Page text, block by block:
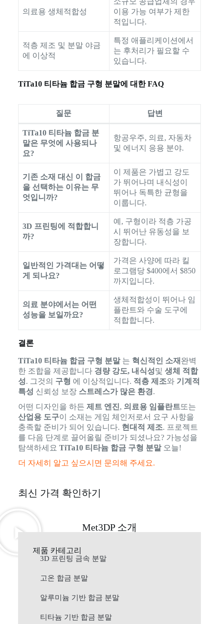
의료용 생체적합성
이용 가능 여부가 제한
적입니다.
적층 제조 및 분말 야금
에 이상적
특정 애플리케이션에서
는 후처리가 필요할 수
있습니다.
TiTa10 티타늄 합금 구형 분말에 대한 FAQ
질문 답변
TiTa10 티타늄 합금 분
말은 무엇에 사용되나
요?
항공우주, 의료, 자동차
및 에너지 응용 분야.
기존 소재 대신 이 합금
을 선택하는 이유는 무
엇입니까?
이 제품은 가볍고 강도
가 뛰어나며 내식성이
뛰어나 독특한 균형을
이룹니다.
3D 프린팅에 적합합니
까?
예, 구형이라 적층 가공
시 뛰어난 유동성을 보
장합니다.
일반적인 가격대는 어떻
게 되나요?
가격은 사양에 따라 킬
로그램당 $400에서 $850
까지입니다.
의료 분야에서는 어떤
성능을 보일까요?
생체적합성이 뛰어나 임
플란트와 수술 도구에
적합합니다.
결론
TiTa10 티타늄 합금 구형 분말는 혁신적인 소재 완벽
한 조합을 제공합니다 경량 강도, 내식성및 생체 적합
성. 그것의 구형 에 이상적입니다. 적층 제조와 기계적
특성 신뢰성 보장 스트레스가 많은 환경.
어떤 디자인을 하든 제트 엔진, 의료용 임플란트또는
산업용 도구이 소재는 게임 체인저로서 요구 사항을
충족할 준비가 되어 있습니다. 현대적 제조. 프로젝트
를 다음 단계로 끌어올릴 준비가 되셨나요? 가능성을
탐색하세요 TiTa10 티타늄 합금 구형 분말오늘!
더 자세히 알고 싶으시면 문의해 주세요.
최신 가격 확인하기
Met3DP 소개
제품 카테고리
3D 프린팅 금속 분말
고온 합금 분말
알루미늄 기반 합금 분말
티타늄 기반 합금 분말